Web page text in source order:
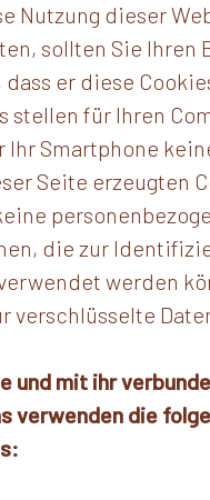
Nutzung dieser
sollten Sie Ihren
er diese
stellen für Ihren
Ihr Smartphone
Seite erzeugten
die zur
werden
verschlüsselte
und mit ihr
verwenden die